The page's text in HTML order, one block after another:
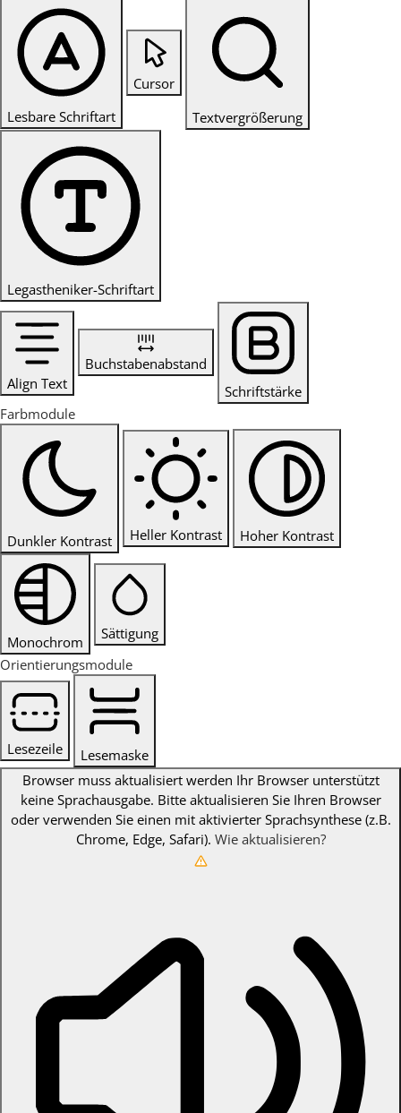
Lesbare Schriftart
Cursor
Textvergrößerung
Legastheniker-Schriftart
Align Text
Buchstabenabstand
Schriftstärke
Farbmodule
Dunkler Kontrast Heller Kontrast Hoher Kontrast
Monochrom
Sättigung
Orientierungsmodule
Lesezeile
Lesemaske
Browser muss aktualisiert werden Ihr Browser unterstützt
keine Sprachausgabe. Bitte aktualisieren Sie Ihren Browser
oder verwenden Sie einen mit aktivierter Sprachsynthese (z.B.
Chrome, Edge, Safari). Wie aktualisieren?